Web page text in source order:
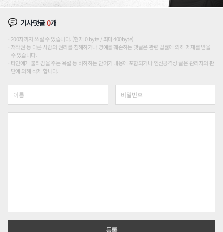
기사댓글0개
200자까지 쓰실 수 있습니다. (현재 0 byte / 최대 400byte)
저작권 등 다른 사람의 권리를 침해하거나 명예를 훼손하는 댓글은 관련 법률에 의해 제재를 받을
수 있습니다.
타인에게 불쾌감을 주는 욕설 등 비하하는 단어가 내용에 포함되거나 인신공격성 글은 관리자의 판
단에 의해 삭제 합니다.